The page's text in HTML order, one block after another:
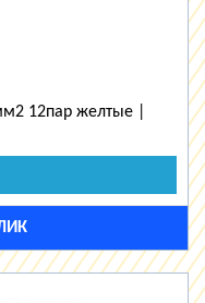
12пар желтые |